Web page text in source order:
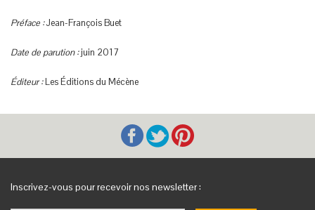
Préface :Jean-François Buet
Date de parution :juin 2017
Éditeur :Les Éditions du Mécène
Inscrivez-vous pour recevoir nos newsletter :